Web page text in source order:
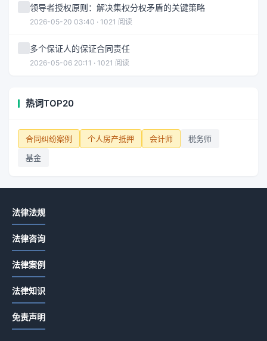
领导者授权原则：解决集权分权矛盾的关键策略
2026-05-20 03:40 · 1021 阅读
多个保证人的保证合同责任
2026-05-06 20:11 · 1021 阅读
热词TOP20
合同纠纷案例 个人房产抵押 会计师
税务师
基金
法律法规
法律咨询
法律案例
法律知识
免责声明